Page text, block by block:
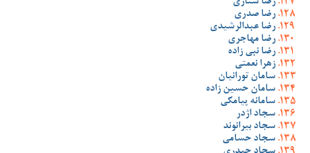
رضا ستاری
رضا صدری
رضا عبدالرشیدی
رضا مهاجری
رضا نبی زاده
زهرا نعمتی
سامان تورانیان
سامان حسین زاده
سامانه پیامکی
سجاد اژدر
سجاد بیرانوند
سجاد حسامی